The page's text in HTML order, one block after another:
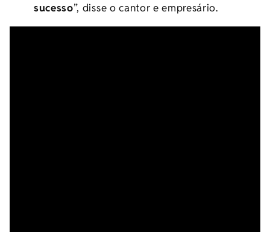
sucesso”, disse o cantor e empresário.